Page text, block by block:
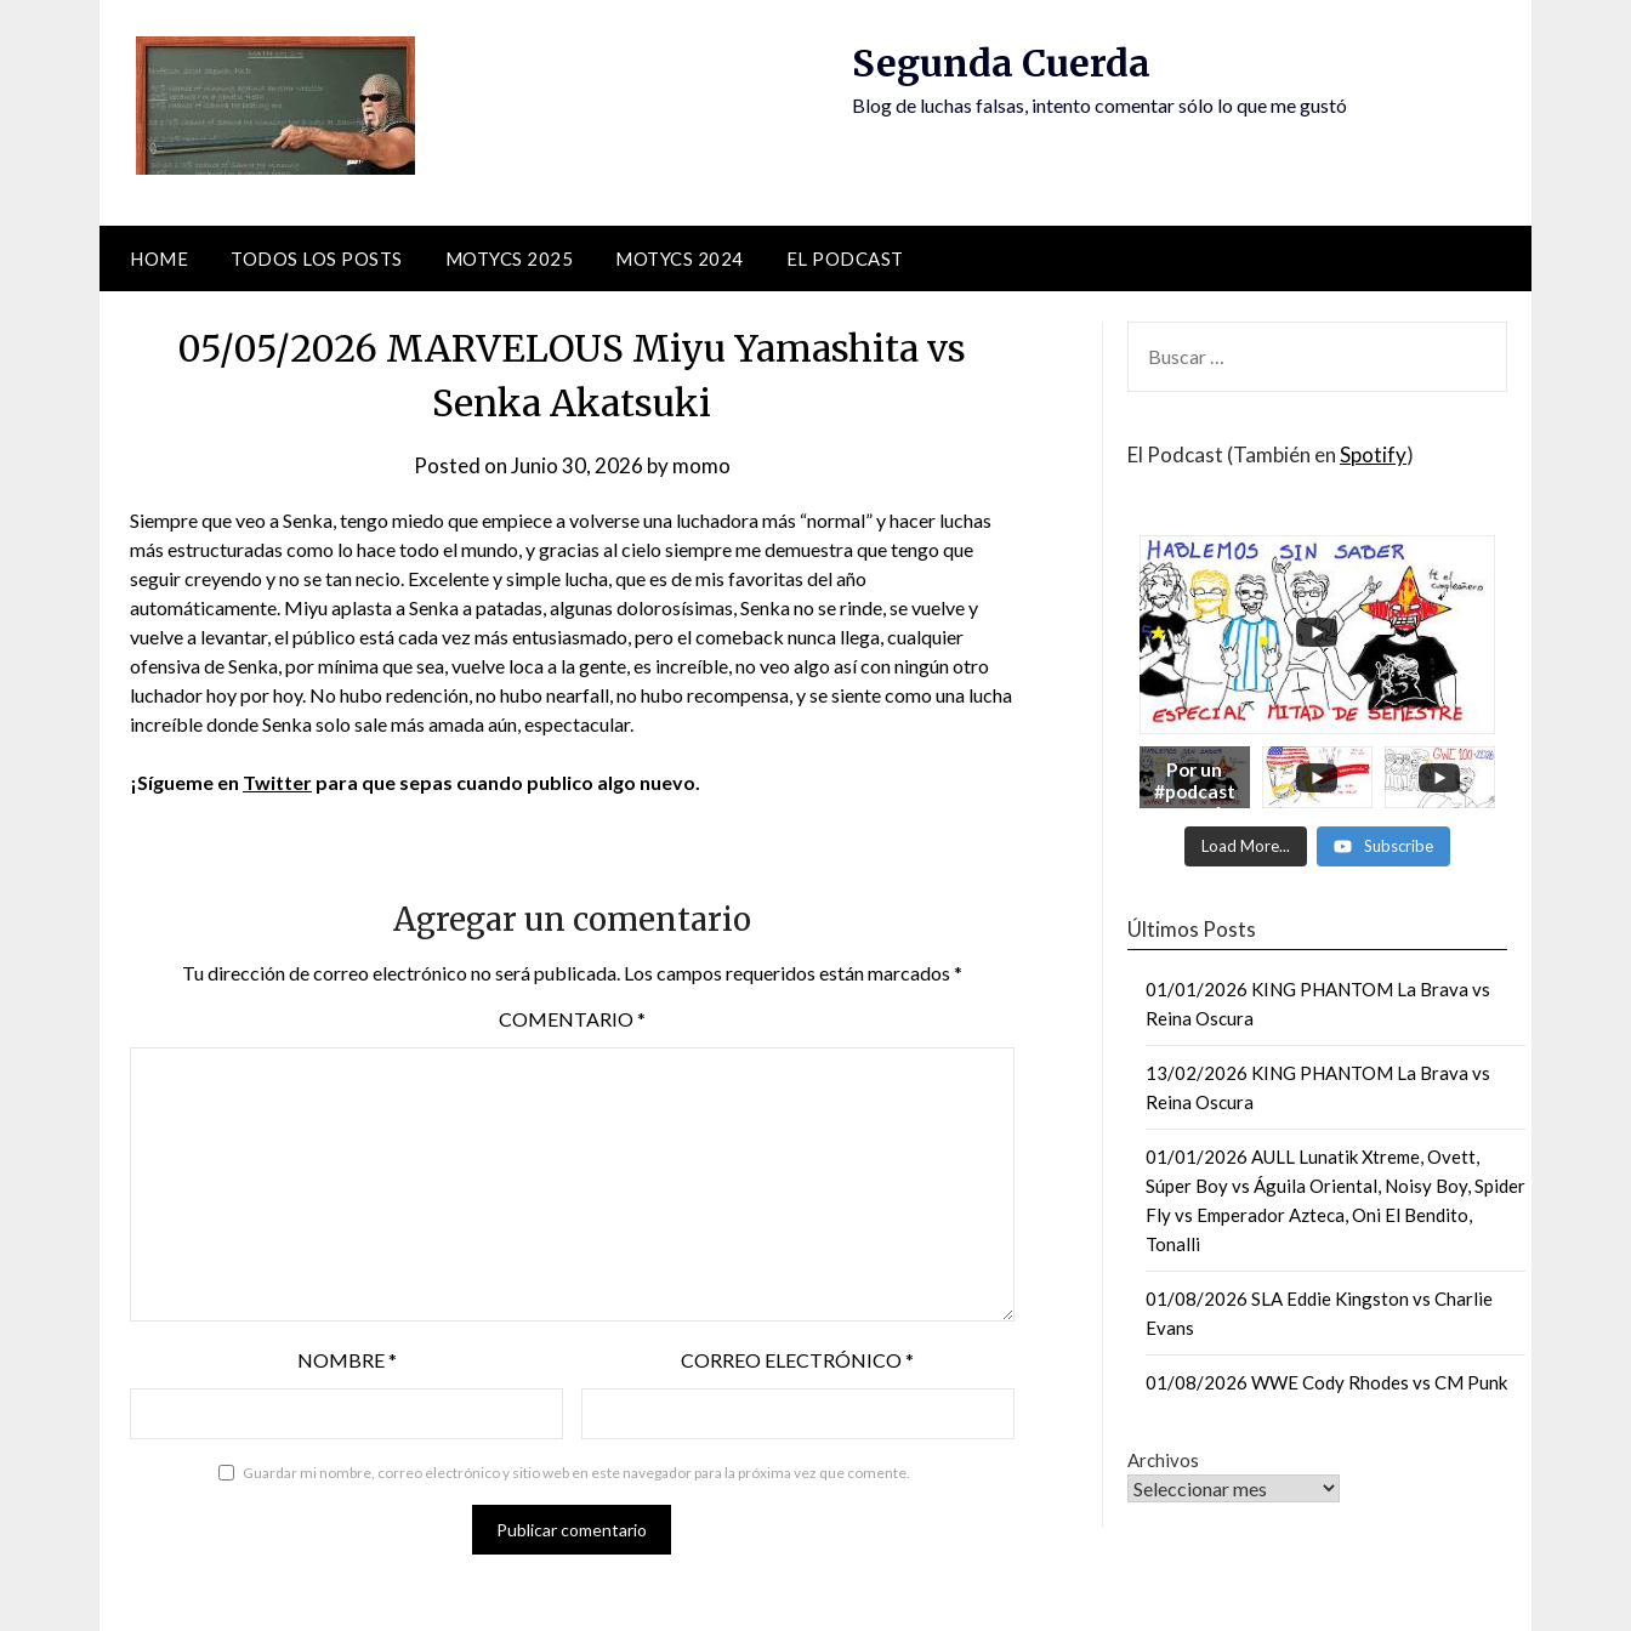
Segunda Cuerda
Blog de luchas falsas, intento comentar sólo lo que me gustó
HOME TODOS LOS POSTS MOTYCS 2025 MOTYCS 2024 EL PODCAST
05/05/2026 MARVELOUS Miyu Yamashita vs
Senka Akatsuki
Posted onJunio 30, 2026 bymomo
Siempre que veo a Senka, tengo miedo que empiece a volverse una luchadora más “normal” y hacer luchas
más estructuradas como lo hace todo el mundo, y gracias al cielo siempre me demuestra que tengo que
seguir creyendo y no se tan necio. Excelente y simple lucha, que es de mis favoritas del año
automáticamente. Miyu aplasta a Senka a patadas, algunas dolorosísimas, Senka no se rinde, se vuelve y
vuelve a levantar, el público está cada vez más entusiasmado, pero el comeback nunca llega, cualquier
ofensiva de Senka, por mínima que sea, vuelve loca a la gente, es increíble, no veo algo así con ningún otro
luchador hoy por hoy. No hubo redención, no hubo nearfall, no hubo recompensa, y se siente como una lucha
increíble donde Senka solo sale más amada aún, espectacular.
¡Sígueme en Twitter para que sepas cuando publico algo nuevo.
Agregar un comentario
Tu dirección de correo electrónico no será publicada. Los campos requeridos están marcados *
COMENTARIO*
NOMBRE* CORREO ELECTRÓNICO*
Guardar mi nombre, correo electrónico y sitio web en este navegador para la próxima vez que comente.
POR:
El Podcast (También enSpotify)
Por un
#podcast
con más
Moonsaul
ts #93:
MITAD
DE AÑO
Load More... Subscribe
Últimos Posts
01/01/2026 KING PHANTOM La Brava vs
Reina Oscura
13/02/2026 KING PHANTOM La Brava vs
Reina Oscura
01/01/2026 AULL Lunatik Xtreme, Ovett,
Súper Boy vs Águila Oriental, Noisy Boy, Spider
Fly vs Emperador Azteca, Oni El Bendito,
Tonalli
01/08/2026 SLA Eddie Kingston vs Charlie
Evans
01/08/2026 WWE Cody Rhodes vs CM Punk
Archivos